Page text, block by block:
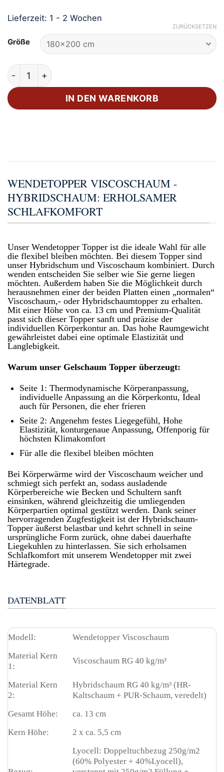
Lieferzeit: 1 - 2 Wochen
Größe
ZURÜCKSETZEN
Wendetopper Viscoschaum Menge
IN DEN WARENKORB
WENDETOPPER VISCOSCHAUM -
HYBRIDSCHAUM: ERHOLSAMER
SCHLAFKOMFORT
Unser Wendetopper Topper ist die ideale Wahl für alle
die flexibel bleiben möchten. Bei diesem Topper sind
unser Hybridschum und Viscoschaum kombiniert. Durch
wenden entscheiden Sie selber wie Sie gerne liegen
möchten. Außerdem haben Sie die Möglichkeit durch
herausnehmen einer der beiden Platten einen „normalen“
Viscoschaum,- oder Hybridschaumtopper zu erhalten.
Mit einer Höhe von ca. 13 cm und Premium-Qualität
passt sich dieser Topper sanft und präzise der
individuellen Körperkontur an. Das hohe Raumgewicht
gewährleistet dabei eine optimale Elastizität und
Langlebigkeit.
Warum unser Gelschaum Topper überzeugt:
Seite 1: Thermodynamische Körperanpassung,
individuelle Anpassung an die Körperkontu, Ideal
auch für Personen, die eher frieren
Seite 2: Angenehm festes Liegegefühl, Hohe
Elastizität, konturgenaue Anpassung, Offenporig für
höchsten Klimakomfort
Für alle die flexibel bleiben möchten
Bei Körperwärme wird der Viscoschaum weicher und
schmiegt sich perfekt an, sodass ausladende
Körperbereiche wie Becken und Schultern sanft
einsinken, während gleichzeitig die umliegenden
Körperpartien optimal gestützt werden. Dank seiner
hervorragenden Zugfestigkeit ist der Hybridschaum-
Topper äußerst belastbar und kehrt schnell in seine
ursprüngliche Form zurück, ohne dabei dauerhafte
Liegekuhlen zu hinterlassen. Sie sich erholsamen
Schlafkomfort mit unserem Wendetopper mit zwei
Härtegrade.
DATENBLATT
Modell:
Wendetopper Viscoschaum
Material Kern
1:
Viscoschaum RG 40 kg/m³
Material Kern
2:
Hybridschaum RG 40 kg/m³ (HR-
Kaltschaum + PUR-Schaum, veredelt)
Gesamt Höhe:
ca. 13 cm
Kern Höhe:
2 x ca. 5,5 cm
Lyocell: Doppeltuchbezug 250g/m2
(60% Polyester + 40%Lyocell),